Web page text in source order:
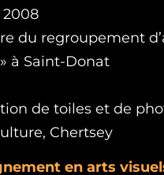
2008
du regroupement
à Saint-Donat
de toiles et de
Chertsey
en arts